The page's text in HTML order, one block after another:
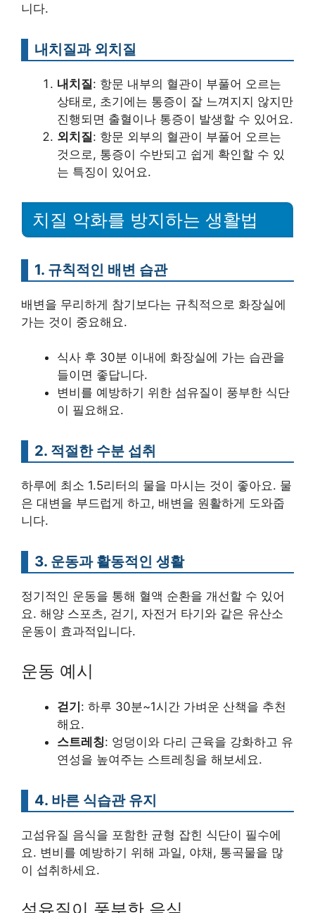
니다.
내치질과 외치질
내치질: 항문 내부의 혈관이 부풀어 오르는
상태로, 초기에는 통증이 잘 느껴지지 않지만
진행되면 출혈이나 통증이 발생할 수 있어요.
외치질: 항문 외부의 혈관이 부풀어 오르는
것으로, 통증이 수반되고 쉽게 확인할 수 있
는 특징이 있어요.
치질 악화를 방지하는 생활법
1. 규칙적인 배변 습관
배변을 무리하게 참기보다는 규칙적으로 화장실에
가는 것이 중요해요.
식사 후 30분 이내에 화장실에 가는 습관을
들이면 좋답니다.
변비를 예방하기 위한 섬유질이 풍부한 식단
이 필요해요.
2. 적절한 수분 섭취
하루에 최소 1.5리터의 물을 마시는 것이 좋아요. 물
은 대변을 부드럽게 하고, 배변을 원활하게 도와줍
니다.
3. 운동과 활동적인 생활
정기적인 운동을 통해 혈액 순환을 개선할 수 있어
요. 해양 스포츠, 걷기, 자전거 타기와 같은 유산소
운동이 효과적입니다.
운동 예시
걷기: 하루 30분~1시간 가벼운 산책을 추천
해요.
스트레칭: 엉덩이와 다리 근육을 강화하고 유
연성을 높여주는 스트레칭을 해보세요.
4. 바른 식습관 유지
고섬유질 음식을 포함한 균형 잡힌 식단이 필수에
요. 변비를 예방하기 위해 과일, 야채, 통곡물을 많
이 섭취하세요.